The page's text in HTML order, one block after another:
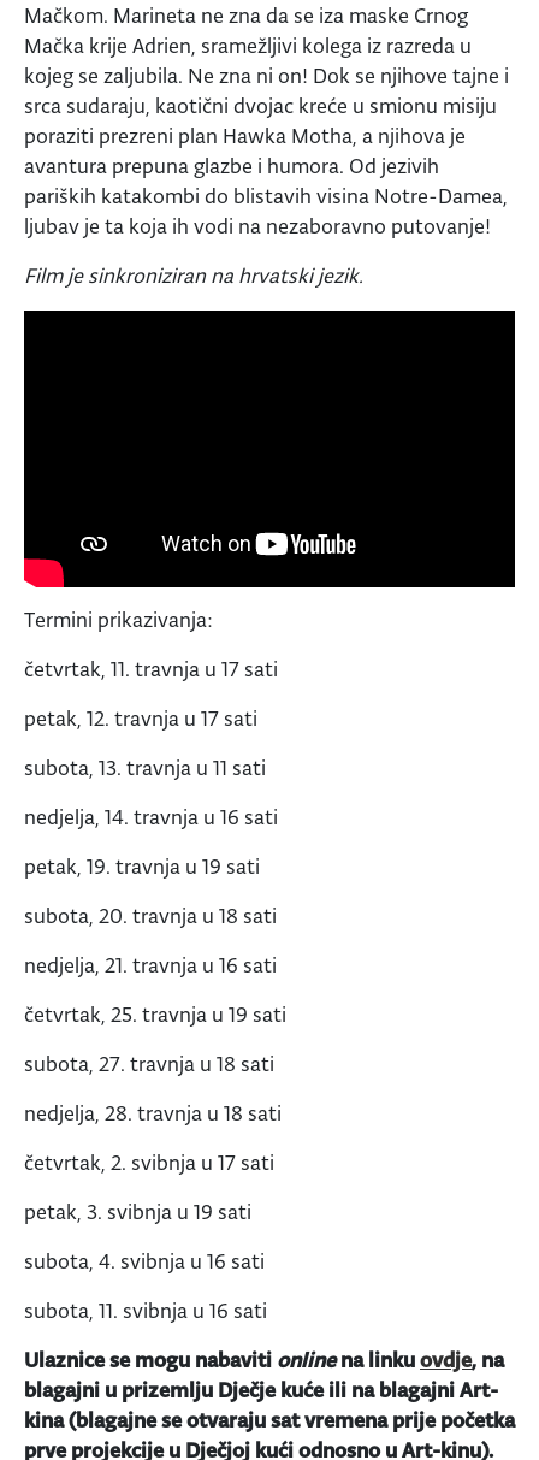
Mačkom. Marineta ne zna da se iza maske Crnog
Mačka krije Adrien, sramežljivi kolega iz razreda u
kojeg se zaljubila. Ne zna ni on! Dok se njihove tajne i
srca sudaraju, kaotični dvojac kreće u smionu misiju
poraziti prezreni plan Hawka Motha, a njihova je
avantura prepuna glazbe i humora. Od jezivih
pariških katakombi do blistavih visina Notre-Damea,
ljubav je ta koja ih vodi na nezaboravno putovanje!
Film je sinkroniziran na hrvatski jezik.
Termini prikazivanja:
četvrtak, 11. travnja u 17 sati
petak, 12. travnja u 17 sati
subota, 13. travnja u 11 sati
nedjelja, 14. travnja u 16 sati
petak, 19. travnja u 19 sati
subota, 20. travnja u 18 sati
nedjelja, 21. travnja u 16 sati
četvrtak, 25. travnja u 19 sati
subota, 27. travnja u 18 sati
nedjelja, 28. travnja u 18 sati
četvrtak, 2. svibnja u 17 sati
petak, 3. svibnja u 19 sati
subota, 4. svibnja u 16 sati
subota, 11. svibnja u 16 sati
Ulaznice se mogu nabaviti onlinena linkuovdje, na
blagajni u prizemlju Dječje kuće ili na blagajni Art-
kina (blagajne se otvaraju sat vremena prije početka
prve projekcije u Dječjoj kući odnosno u Art-kinu).